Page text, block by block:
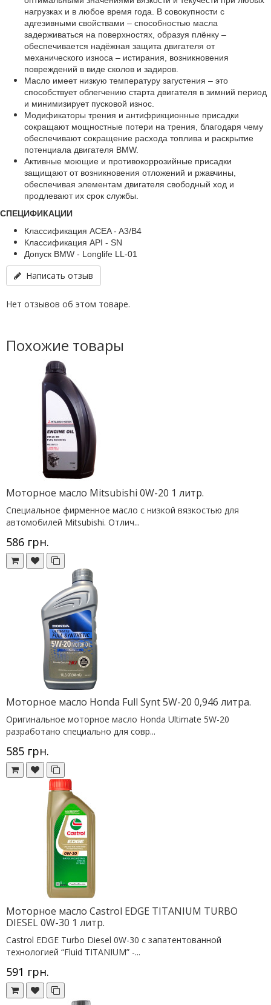
нагрузках и в любое время года. В совокупности с
адгезивными свойствами – способностью масла
задерживаться на поверхностях, образуя плёнку –
обеспечивается надёжная защита двигателя от
механического износа – истирания, возникновения
повреждений в виде сколов и задиров.
Масло имеет низкую температуру загустения – это
способствует облегчению старта двигателя в зимний период
и минимизирует пусковой износ.
Модификаторы трения и антифрикционные присадки
сокращают мощностные потери на трения, благодаря чему
обеспечивают сокращение расхода топлива и раскрытие
потенциала двигателя BMW.
Активные моющие и противокоррозийные присадки
защищают от возникновения отложений и ржавчины,
обеспечивая элементам двигателя свободный ход и
продлевают их срок службы.
СПЕЦИФИКАЦИИ
Классификация ACEA - A3/B4
Классификация API - SN
Допуск BMW - Longlife LL-01
Написать отзыв
Нет отзывов об этом товаре.
Похожие товары
Моторное масло Mitsubishi 0W-20 1 литр.
Специальное фирменное масло с низкой вязкостью для
автомобилей Mitsubishi. Отлич...
586 грн.
Моторное масло Honda Full Synt 5W-20 0,946 литра.
Оригинальное моторное масло Honda Ultimate 5W-20
разработано специально для совр...
585 грн.
Моторное масло Castrol EDGE TITANIUM TURBO
DIESEL 0W-30 1 литр.
Castrol EDGE Turbo Diesel 0W-30 с запатентованной
технологией “Fluid TITANIUM” -...
591 грн.